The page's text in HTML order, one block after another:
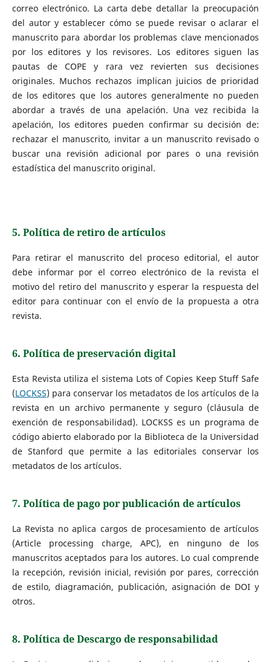
correo electrónico. La carta debe detallar la preocupación
del autor y establecer cómo se puede revisar o aclarar el
manuscrito para abordar los problemas clave mencionados
por los editores y los revisores. Los editores siguen las
pautas de COPE y rara vez revierten sus decisiones
originales. Muchos rechazos implican juicios de prioridad
de los editores que los autores generalmente no pueden
abordar a través de una apelación. Una vez recibida la
apelación, los editores pueden confirmar su decisión de:
rechazar el manuscrito, invitar a un manuscrito revisado o
buscar una revisión adicional por pares o una revisión
estadística del manuscrito original.
5. Política de retiro de artículos
Para retirar el manuscrito del proceso editorial, el autor
debe informar por el correo electrónico de la revista el
motivo del retiro del manuscrito y esperar la respuesta del
editor para continuar con el envío de la propuesta a otra
revista.
6. Política de preservación digital
Esta Revista utiliza el sistema Lots of Copies Keep Stuff Safe
(LOCKSS) para conservar los metadatos de los artículos de la
revista en un archivo permanente y seguro (cláusula de
exención de responsabilidad). LOCKSS es un programa de
código abierto elaborado por la Biblioteca de la Universidad
de Stanford que permite a las editoriales conservar los
metadatos de los artículos.
7. Política de pago por publicación de artículos
La Revista no aplica cargos de procesamiento de artículos
(Article processing charge, APC), en ninguno de los
manuscritos aceptados para los autores. Lo cual comprende
la recepción, revisión inicial, revisión por pares, corrección
de estilo, diagramación, publicación, asignación de DOI y
otros.
8. Política de Descargo de responsabilidad